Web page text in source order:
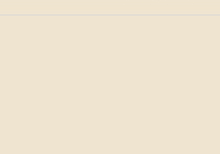
wir auch gerne:
aktives Scannen nach bestimmten